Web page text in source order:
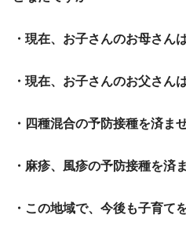
・現在、お子さんのお母さん
・現在、お子さんのお父さん
・四種混合の予防接種を済ま
・麻疹、風疹の予防接種を済
・この地域で、今後も子育て